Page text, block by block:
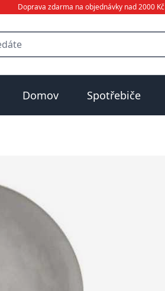
Doprava zdarma na objednávky nad 2000 Kč
Domov Spotřebiče